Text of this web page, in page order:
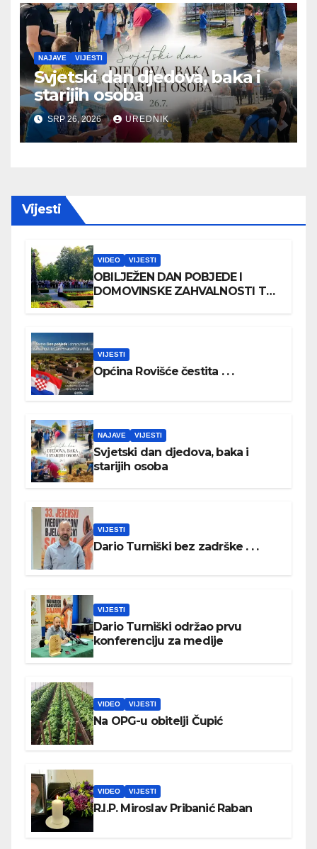
NAJAVE VIJESTI
Svjetski dan djedova, baka i
starijih osoba
SRP 26, 2026 UREDNIK
Vijesti
VIDEO VIJESTI
OBILJEŽEN DAN POBJEDE I
DOMOVINSKE ZAHVALNOSTI TE
VIJESTI
Općina Rovišće čestita . . .
NAJAVE VIJESTI
Svjetski dan djedova, baka i
starijih osoba
VIJESTI
Dario Turniški bez zadrške . . .
VIJESTI
Dario Turniški održao prvu
konferenciju za medije
VIDEO VIJESTI
Na OPG-u obitelji Čupić
VIDEO VIJESTI
R.I.P. Miroslav Pribanić Raban